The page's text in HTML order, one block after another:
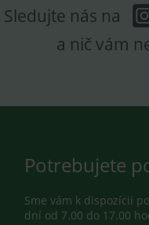
Sledujte nás na
a nič vám
Potrebujete
Sme vám k dispozícii
dní od 7.00 do 17.00